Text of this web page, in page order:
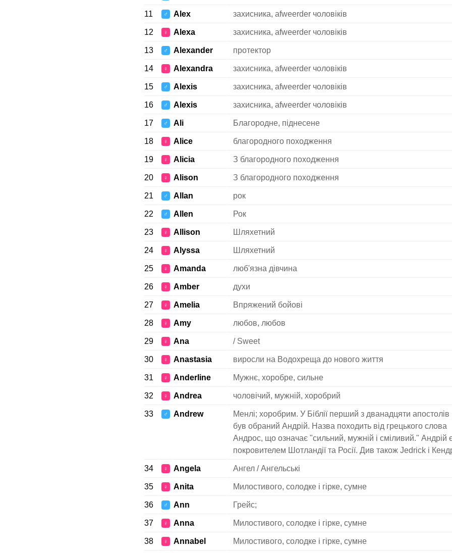
11 ♂ Alex захисника, afweerder чоловіків
12 ♀ Alexa захисника, afweerder чоловіків
13 ♂ Alexander протектор
14 ♀ Alexandra захисника, afweerder чоловіків
15 ♂ Alexis захисника, afweerder чоловіків
16 ♂ Alexis захисника, afweerder чоловіків
17 ♂ Ali Благородне, піднесене
18 ♀ Alice благородного походження
19 ♀ Alicia З благородного походження
20 ♀ Alison З благородного походження
21 ♂ Allan рок
22 ♂ Allen Рок
23 ♀ Allison Шляхетний
24 ♀ Alyssa Шляхетний
25 ♀ Amanda люб'язна дівчина
26 ♀ Amber духи
27 ♀ Amelia Впряжений бойові
28 ♀ Amy любов, любов
29 ♀ Ana / Sweet
30 ♀ Anastasia виросли на Водохреща до нового життя
31 ♀ Anderline Мужнє, хоробре, сильне
32 ♀ Andrea чоловічий, мужній, хоробрий
33 ♂ Andrew
Менлі; хоробрим. У Біблії перший з дванадцяти апостолів
був обраний Андрій. Назва походить від грецького слова
Андрос, що означає "сильний, мужній і сміливий." Андрій
покровителем Шотландії та Росії. Див також Jedrick і
34 ♀ Angela Ангел / Ангельські
35 ♀ Anita Милостивого, солодке і гірке, сумне
36 ♂ Ann Грейс;
37 ♀ Anna Милостивого, солодке і гірке, сумне
38 ♀ Annabel Милостивого, солодке і гірке, сумне